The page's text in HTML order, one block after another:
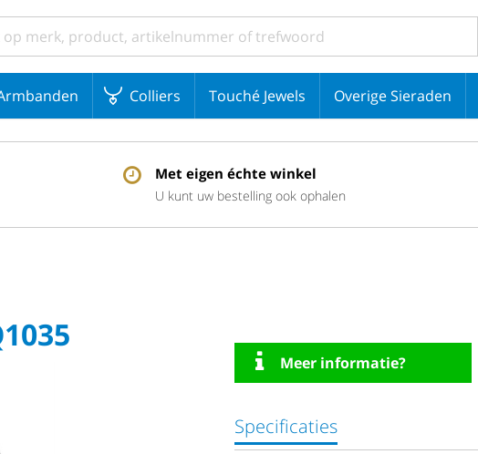
Colliers Touché Jewels Overige Sieraden
Met eigen échte winkel
U kunt uw bestelling ook ophalen
Meer informatie?
Specificaties